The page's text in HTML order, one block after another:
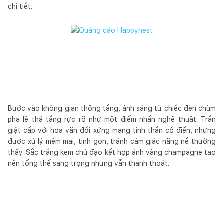
chi tiết.
Bước vào không gian thông tầng, ánh sáng từ chiếc đèn chùm
pha lê thả tầng rực rỡ như một điểm nhấn nghệ thuật. Trần
giật cấp với hoa văn đối xứng mang tinh thần cổ điển, nhưng
được xử lý mềm mại, tinh gọn, tránh cảm giác nặng nề thường
thấy. Sắc trắng kem chủ đạo kết hợp ánh vàng champagne tạo
nên tổng thể sang trọng nhưng vẫn thanh thoát.